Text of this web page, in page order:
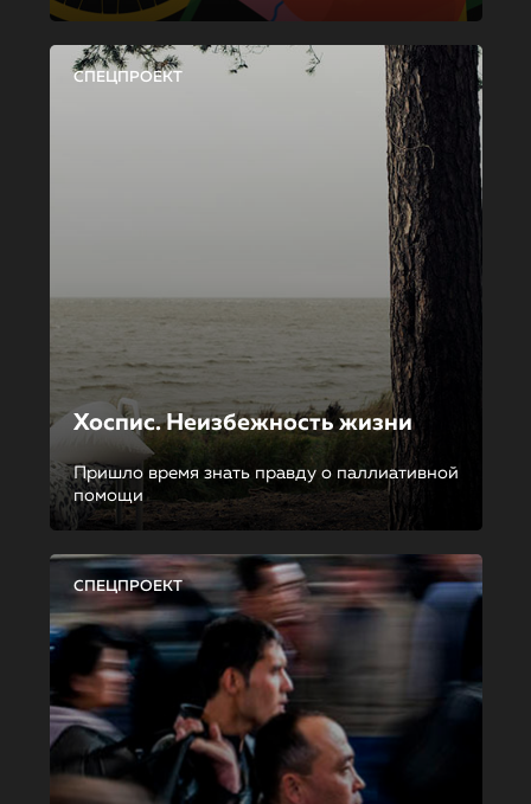
СПЕЦПРОЕКТ
Хоспис. Неизбежность жизни
Пришло время знать правду о паллиативной
помощи
СПЕЦПРОЕКТ